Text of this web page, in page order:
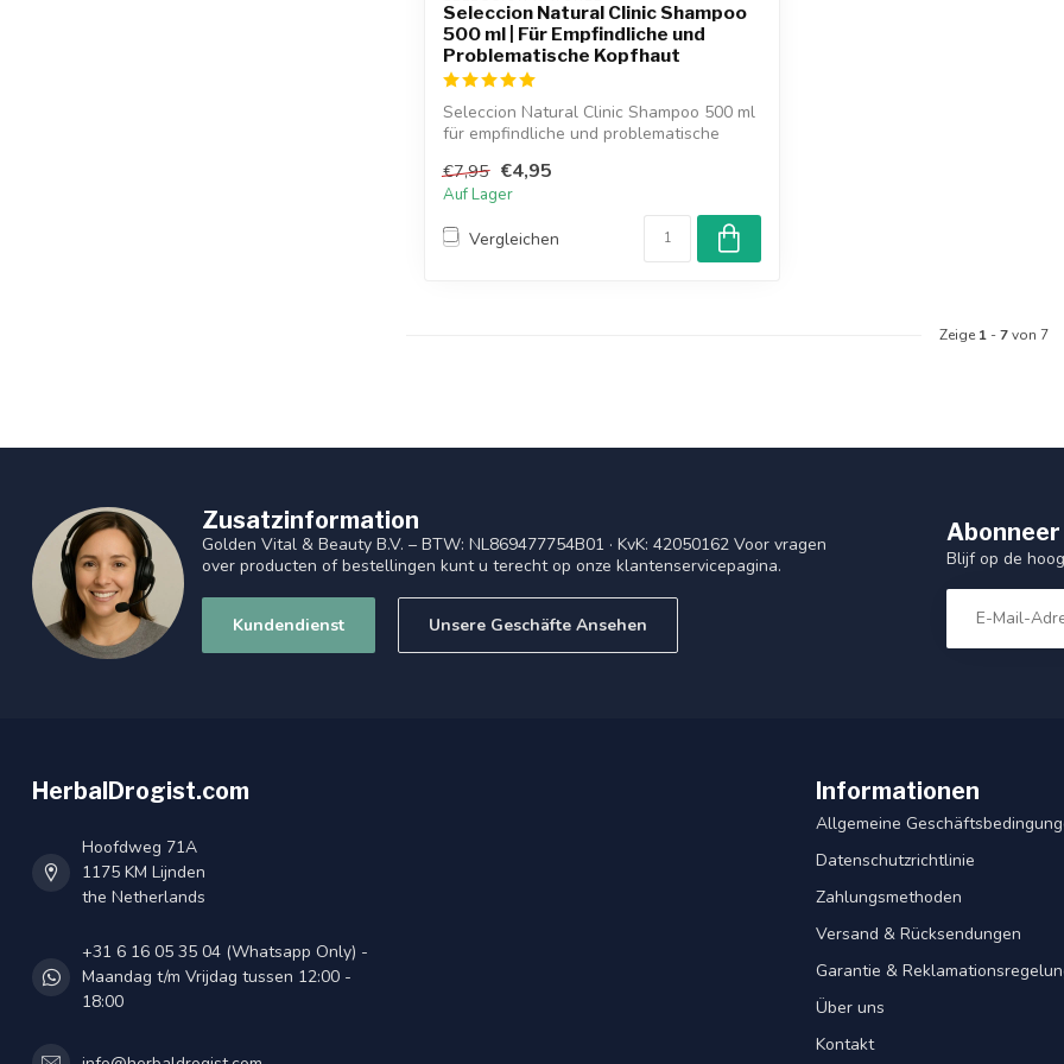
Seleccion Natural Clinic Shampoo
500 ml | Für Empfindliche und
Problematische Kopfhaut
Seleccion Natural Clinic Shampoo 500 ml
für empfindliche und problematische
€7,95 €4,95
Auf Lager
Vergleichen
Zeige 1 -7von 7
Zusatzinformation
Golden Vital & Beauty B.V. – BTW: NL869477754B01 · KvK: 42050162 Voor vragen
over producten of bestellingen kunt u terecht op onze klantenservicepagina.
Kundendienst Unsere Geschäfte Ansehen
Blijf op de
HerbalDrogist.com
Hoofdweg 71A
1175 KM Lijnden
the Netherlands
+31 6 16 05 35 04 (Whatsapp Only) -
Maandag t/m Vrijdag tussen 12:00 -
18:00
Informationen
Allgemeine
Datenschutzrichtlinie
Zahlungsmethoden
Versand & Rücksendungen
Garantie &
Über uns
Kontakt